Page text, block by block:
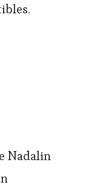
Nadalin